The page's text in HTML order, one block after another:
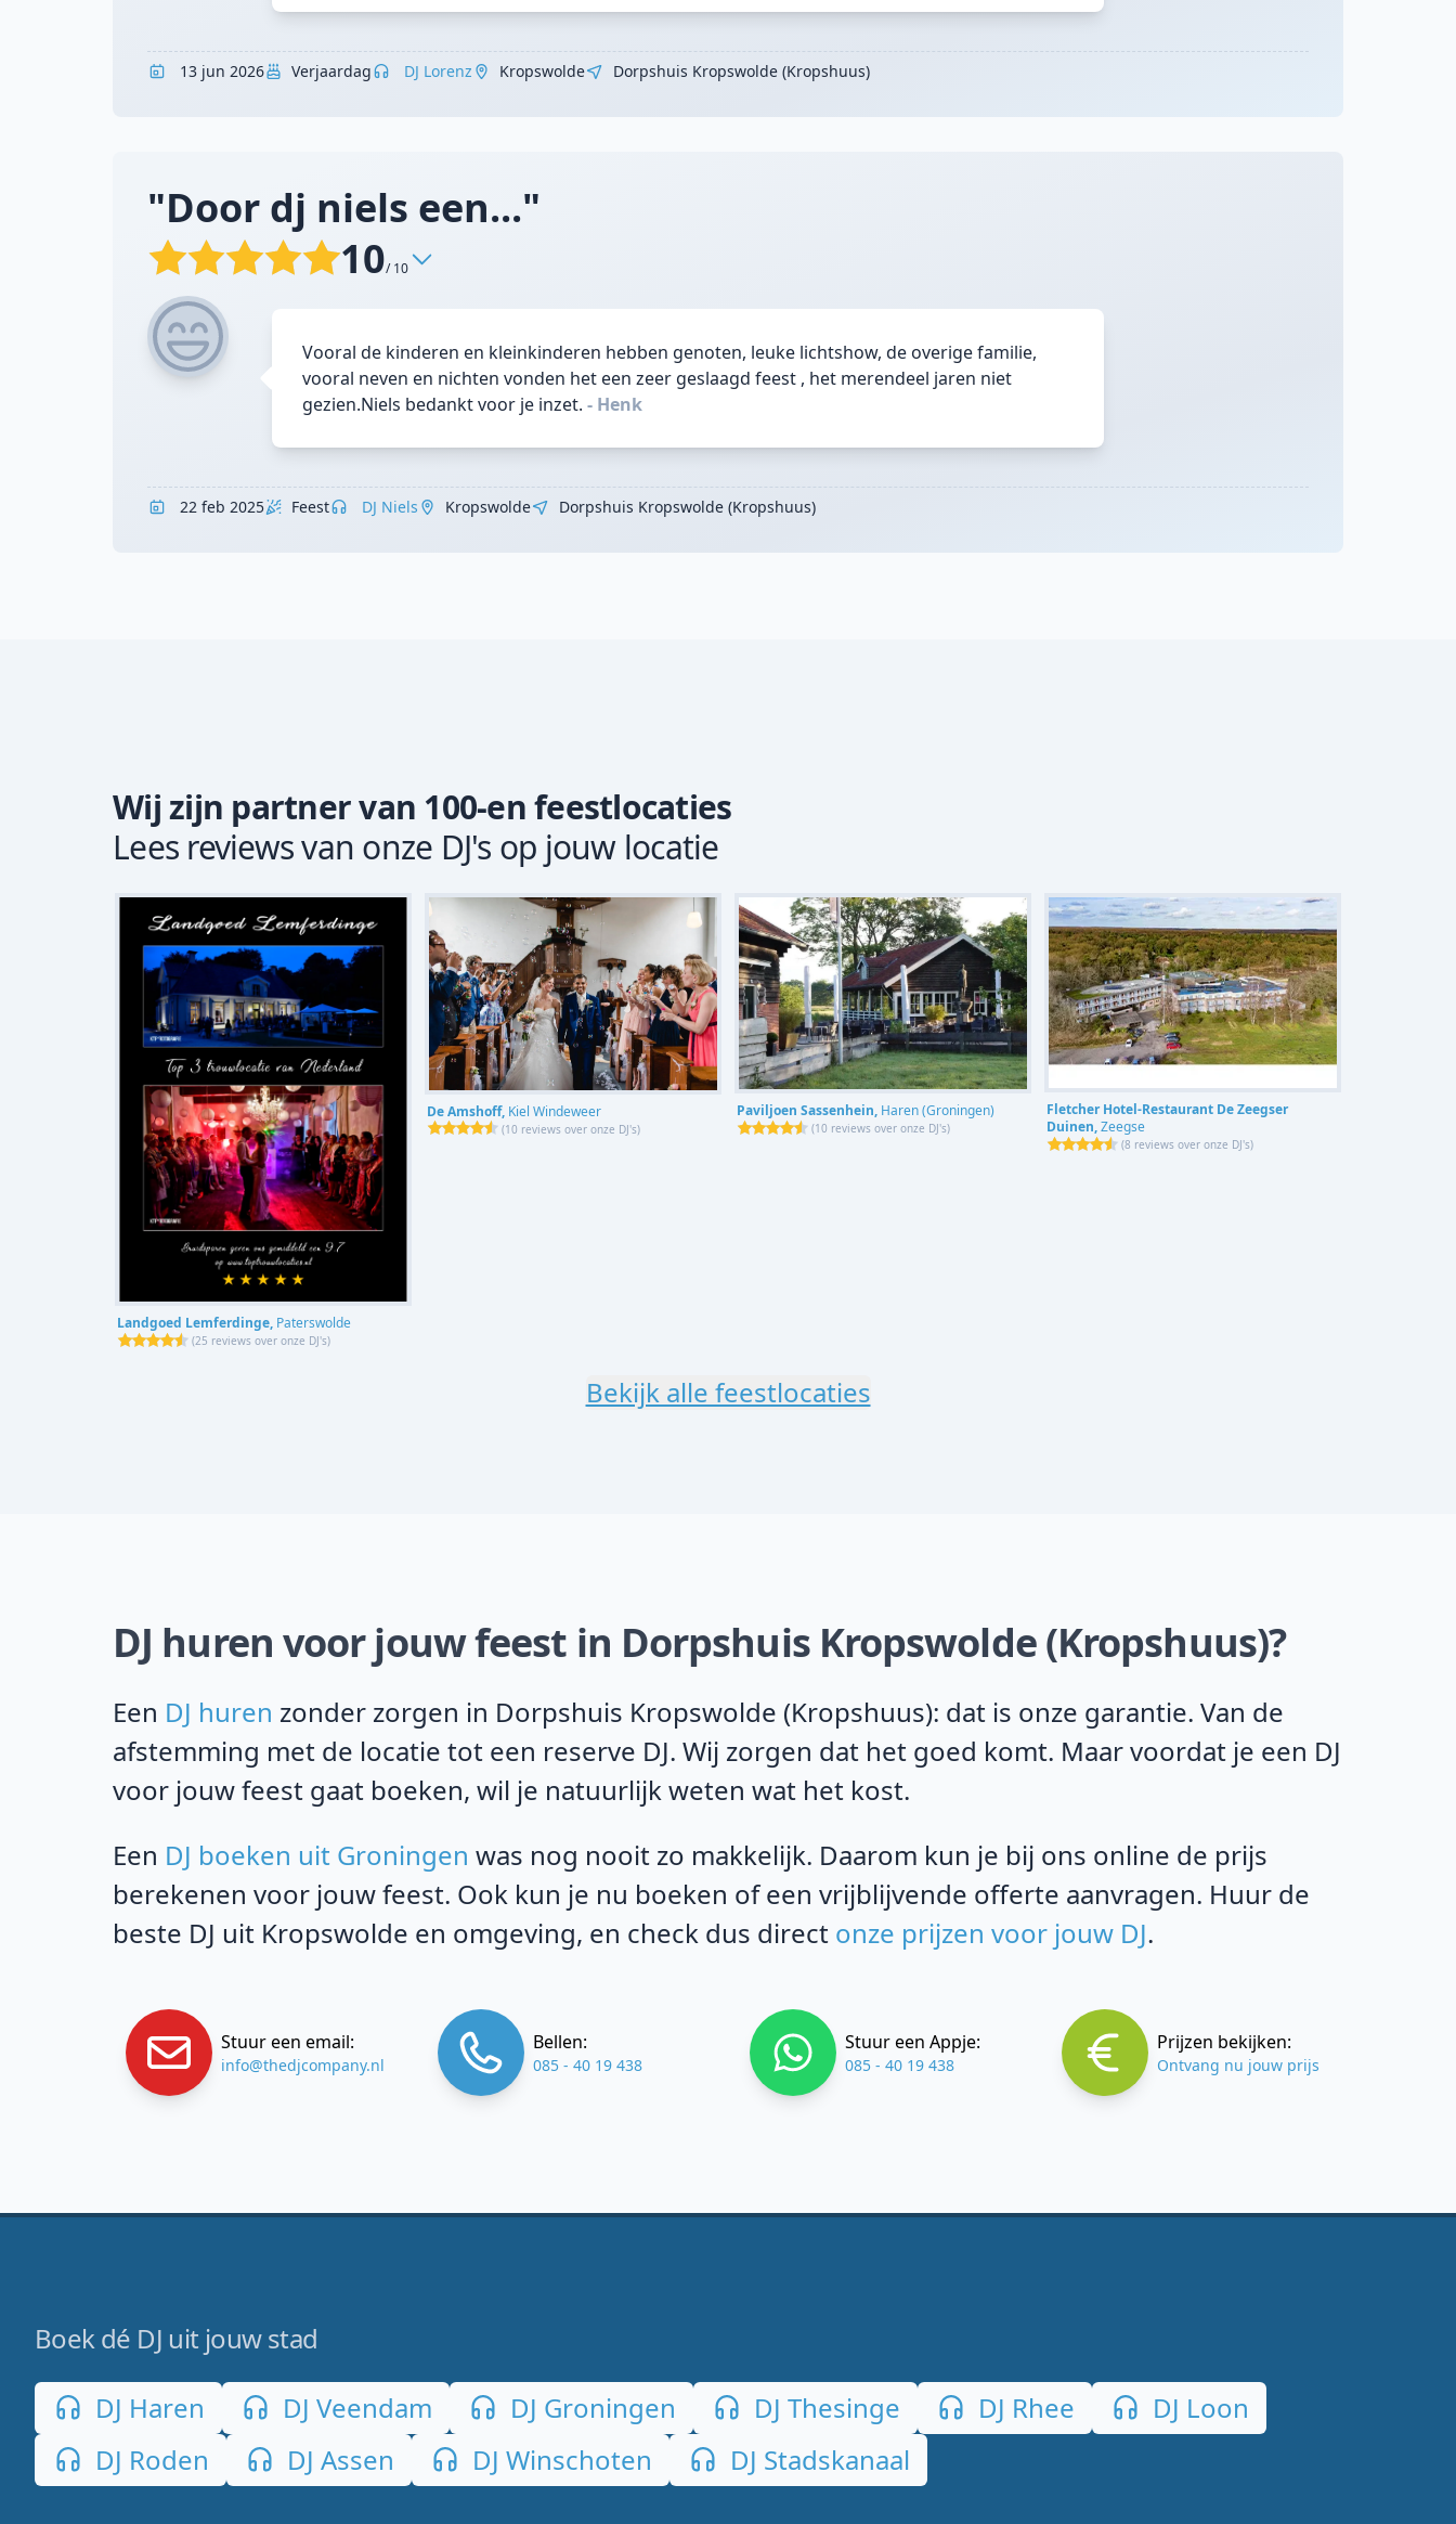
13 jun 2026 Verjaardag DJ Lorenz Kropswolde Dorpshuis Kropswolde (Kropshuus)
"Door dj niels een..."
10/ 10
Vooral de kinderen en kleinkinderen hebben genoten, leuke lichtshow, de overige familie,
vooral neven en nichten vonden het een zeer geslaagd feest , het merendeel jaren niet
gezien.Niels bedankt voor je inzet. - Henk
22 feb 2025 Feest DJ Niels Kropswolde Dorpshuis Kropswolde (Kropshuus)
Wij zijn partner van 100-en feestlocaties
Lees reviews van onze DJ's op jouw locatie
Landgoed Lemferdinge, Paterswolde
(25 reviews over onze DJ's)
De Amshoff, Kiel Windeweer
(10 reviews over onze DJ's)
Paviljoen Sassenhein, Haren (Groningen)
(10 reviews over onze DJ's)
Fletcher Hotel-Restaurant De Zeegser
Duinen,Zeegse
(8 reviews over onze DJ's)
Bekijk alle feestlocaties
DJ huren voor jouw feest in Dorpshuis Kropswolde (Kropshuus)?
Een DJ huren zonder zorgen in Dorpshuis Kropswolde (Kropshuus): dat is onze garantie. Van de
afstemming met de locatie tot een reserve DJ. Wij zorgen dat het goed komt. Maar voordat je een DJ
voor jouw feest gaat boeken, wil je natuurlijk weten wat het kost.
Een DJ boeken uit Groningen was nog nooit zo makkelijk. Daarom kun je bij ons online de prijs
berekenen voor jouw feest. Ook kun je nu boeken of een vrijblijvende offerte aanvragen. Huur de
beste DJ uit Kropswolde en omgeving, en check dus direct onze prijzen voor jouw DJ.
Stuur een email:
info@thedjcompany.nl
Bellen:
085 - 40 19 438
Stuur een Appje:
085 - 40 19 438
Prijzen bekijken:
Ontvang nu jouw prijs
Boek dé DJ uit jouw stad
DJ Haren
DJ Veendam DJ Groningen DJ Thesinge DJ Rhee
DJ Loon
DJ Roden
DJ Assen DJ Winschoten DJ Stadskanaal